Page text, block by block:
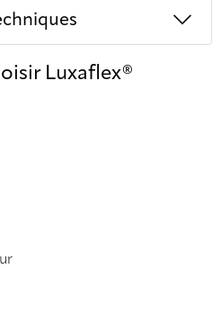
Luxaflex®